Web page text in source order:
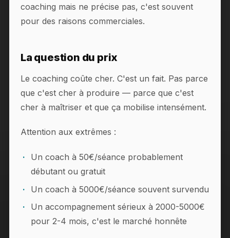
coaching mais ne précise pas, c'est souvent
pour des raisons commerciales.
La question du prix
Le coaching coûte cher. C'est un fait. Pas parce
que c'est cher à produire — parce que c'est
cher à maîtriser et que ça mobilise intensément.
Attention aux extrêmes :
Un coach à 50€/séance probablement
débutant ou gratuit
Un coach à 5000€/séance souvent survendu
Un accompagnement sérieux à 2000-5000€
pour 2-4 mois, c'est le marché honnête